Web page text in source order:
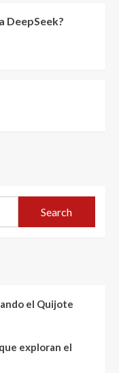
DeepSeek?
Search
el Quijote
exploran el